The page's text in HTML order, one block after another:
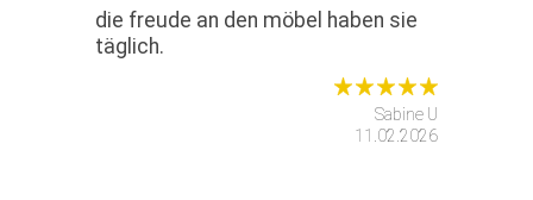
die freude an den möbel haben sie
täglich.
Sabine U
11.02.2026